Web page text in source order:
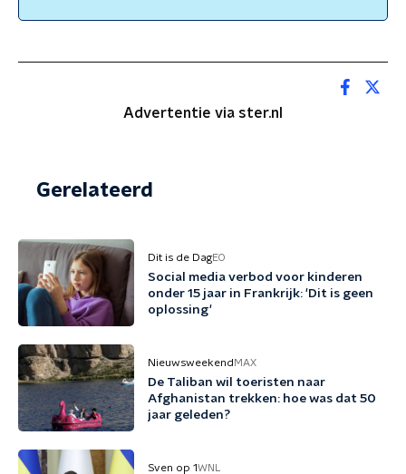
Advertentie via ster.nl
Gerelateerd
Dit is de DagEO
Social media verbod voor kinderen
onder 15 jaar in Frankrijk: 'Dit is geen
oplossing'
Nieuwsweekend MAX
De Taliban wil toeristen naar
Afghanistan trekken: hoe was dat 50
jaar geleden?
Sven op 1WNL